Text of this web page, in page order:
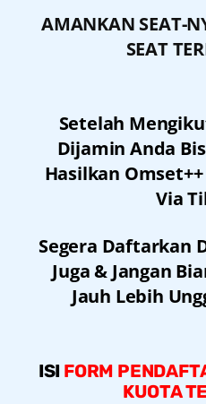
AMANKAN SEAT-
SEAT
Setelah
Dijamin Anda
Hasilkan
Via
Segera Daftarkan
Juga & Jangan
Jauh Lebih
ISI FORM
KUOTA